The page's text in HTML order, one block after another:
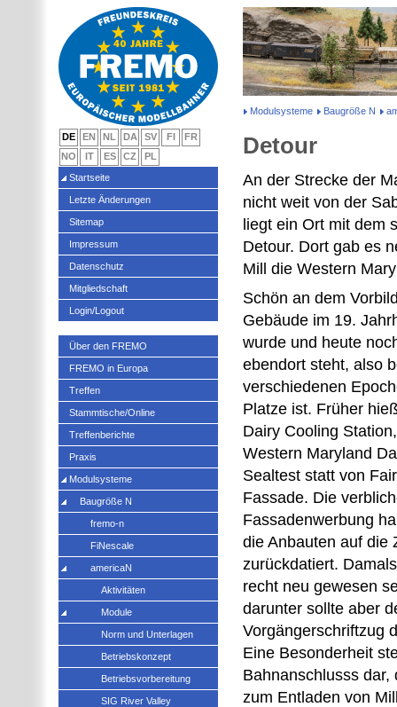
Modulsysteme Baugröße N
Detour
An der Strecke der
nicht weit von der
liegt ein Ort mit dem
Detour. Dort gab es
Mill die Western
Schön an dem
Gebäude im 19.
wurde und heute
ebendort steht, also
verschiedenen
Platze ist. Früher
Dairy Cooling
Western Maryland
Sealtest statt von
Fassade. Die
Fassadenwerbung
die Anbauten auf die
zurückdatiert.
recht neu gewesen
darunter sollte aber
Vorgängerschriftzug
Eine Besonderheit
Bahnanschlusss dar,
zum Entladen von
DE EN NL DA SV FI
FR
NO
IT ES CZ
PL
Startseite
Letzte Änderungen
Sitemap
Impressum
Datenschutz
Mitgliedschaft
Login/Logout
Über den FREMO
FREMO in Europa
Treffen
Stammtische/Online
Treffenberichte
Praxis
Modulsysteme
Baugröße N
fremo-n
FiNescale
americaN
Aktivitäten
Module
Norm und Unterlagen
Betriebskonzept
Betriebsvorbereitung
SIG River Valley